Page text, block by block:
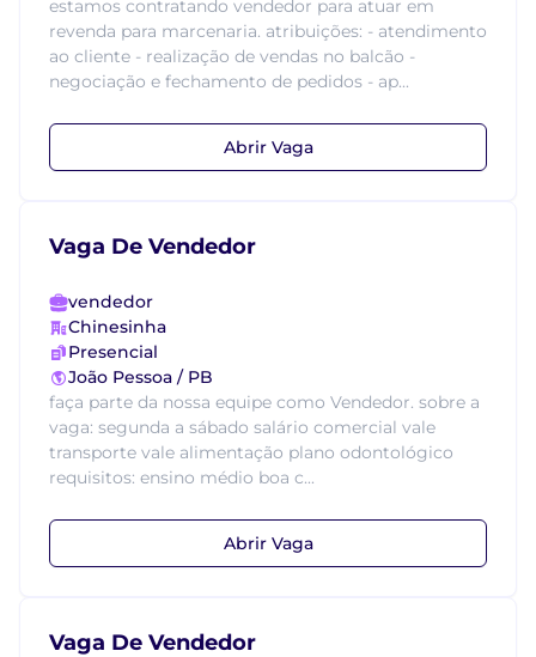
estamos contratando vendedor para atuar em
revenda para marcenaria. atribuições: - atendimento
ao cliente - realização de vendas no balcão -
negociação e fechamento de pedidos - ap...
Abrir Vaga
Vaga De Vendedor
vendedor
Chinesinha
Presencial
João Pessoa / PB
faça parte da nossa equipe como Vendedor. sobre a
vaga: segunda a sábado salário comercial vale
transporte vale alimentação plano odontológico
requisitos: ensino médio boa c...
Abrir Vaga
Vaga De Vendedor